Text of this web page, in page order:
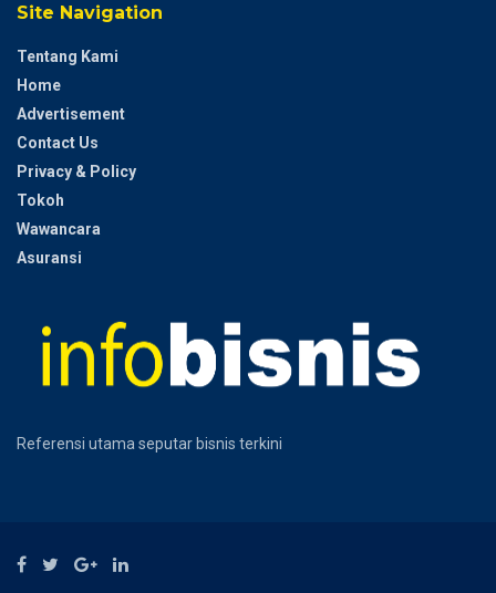
Site Navigation
Tentang Kami
Home
Advertisement
Contact Us
Privacy & Policy
Tokoh
Wawancara
Asuransi
Referensi utama seputar bisnis terkini